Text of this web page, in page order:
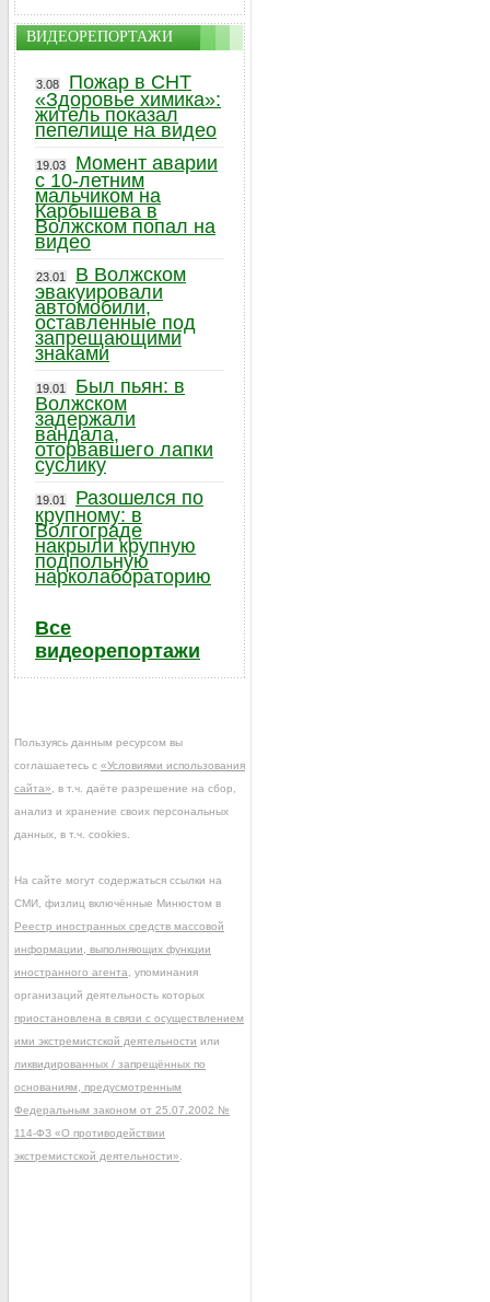
ВИДЕОРЕПОРТАЖИ
3.08
Пожар в СНТ
«Здоровье химика»:
житель показал
пепелище на видео
19.03
Момент аварии
с 10-летним
мальчиком на
Карбышева в
Волжском попал на
видео
23.01
В Волжском
эвакуировали
автомобили,
оставленные под
запрещающими
знаками
19.01
Был пьян: в
Волжском
задержали
вандала,
оторвавшего лапки
суслику
19.01
Разошелся по
крупному: в
Волгограде
накрыли крупную
подпольную
нарколабораторию
Все
видеорепортажи
Пользуясь данным ресурсом вы
соглашаетесь с «Условиями использования
сайта» , в т.ч. даёте разрешение на сбор,
анализ и хранение своих персональных
данных, в т.ч. cookies.
На сайте могут содержаться ссылки на
СМИ, физлиц включённые Минюстом в
Реестр иностранных средств массовой
информации, выполняющих функции
иностранного агента , упоминания
организаций деятельность которых
приостановлена в связи с осуществлением
ими экстремистской деятельности или
ликвидированных / запрещённых по
основаниям, предусмотренным
Федеральным законом от 25.07.2002 №
114-ФЗ «О противодействии
экстремистской деятельности»